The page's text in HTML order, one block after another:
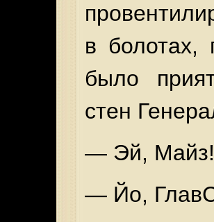
в болотах,
было
стен
— Эй, Майз!
— Йо,